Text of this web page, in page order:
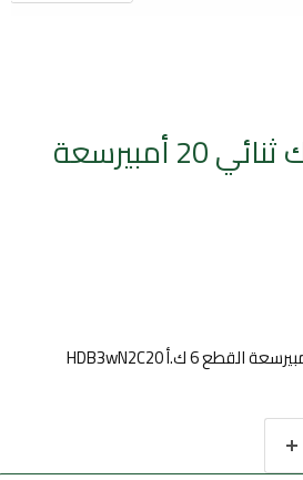
مفتاح اوتوماتيك ثنائي 20 أمبيرسعة